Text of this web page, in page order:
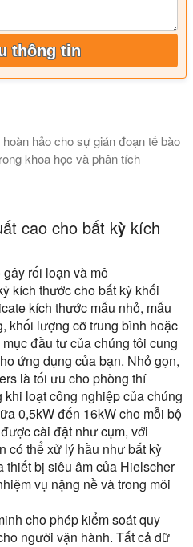
thông tin
hảo cho sự gián đoạn tế bào
khoa học và phân tích
cao cho bất kỳ kích
rối loạn và mô
kích thước cho bất kỳ khối
kích thước mẫu nhỏ, mẫu
khối lượng cỡ trung bình hoặc
đầu tư của chúng tôi cung
ứng dụng của bạn. Nhỏ gọn,
là tối ưu cho phòng thí
loạt công nghiệp của chúng
0,5kW đến 16kW cho mỗi bộ
cài đặt như cụm, với
có thể xử lý hầu như bất kỳ
thiết bị siêu âm của Hielscher
vụ nặng nề và trong môi
cho phép kiểm soát quy
người vận hành. Tất cả dữ